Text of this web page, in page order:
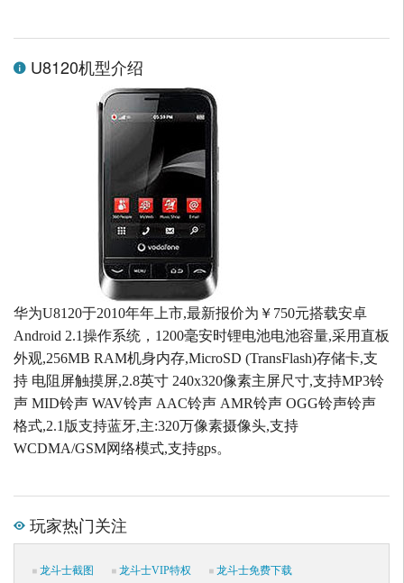
U8120机型介绍
华为U8120于2010年年上市,最新报价为￥750元搭载安卓
Android 2.1操作系统，1200毫安时锂电池电池容量,采用直板
外观,256MB RAM机身内存,MicroSD (TransFlash)存储卡,支
持 电阻屏触摸屏,2.8英寸 240x320像素主屏尺寸,支持MP3铃
声 MID铃声 WAV铃声 AAC铃声 AMR铃声 OGG铃声铃声
格式,2.1版支持蓝牙,主:320万像素摄像头,支持
WCDMA/GSM网络模式,支持gps。
玩家热门关注
龙斗士截图 龙斗士VIP特权
龙斗士免费下载